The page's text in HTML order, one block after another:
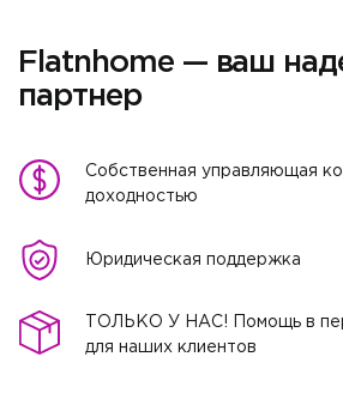
Flatnhome — ваш
партнер
Собственная управляющая
доходностью
Юридическая поддержка
ТОЛЬКО У НАС! Помощь в
для наших клиентов